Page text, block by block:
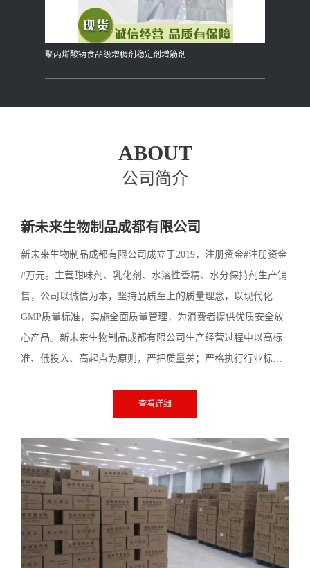
聚丙烯酸钠食品级增稠剂稳定剂增筋剂
ABOUT
公司简介
新未来生物制品成都有限公司
新未来生物制品成都有限公司成立于2019，注册资金#注册资金
#万元。主营甜味剂、乳化剂、水溶性香精、水分保持剂生产销
售，公司以诚信为本，坚持品质至上的质量理念，以现代化
GMP质量标准，实施全面质量管理，为消费者提供优质安全放
心产品。新未来生物制品成都有限公司生产经营过程中以高标
准、低投入、高起点为原则，严把质量关；严格执行行业标
照甜味剂、乳化剂、水溶性香精、水分保持剂深加工、销售的
管理要求，做好溯源体系建设，确保甜味剂、乳化剂、水溶性
香精、水分保持剂安全和产品质量。公司以现代商业模式创新
营销理念及营销思路，以互联网、移动互联网、传统渠道并
举，多渠道多维度深度分销，开创食品行业新经营模式。...
查看详细